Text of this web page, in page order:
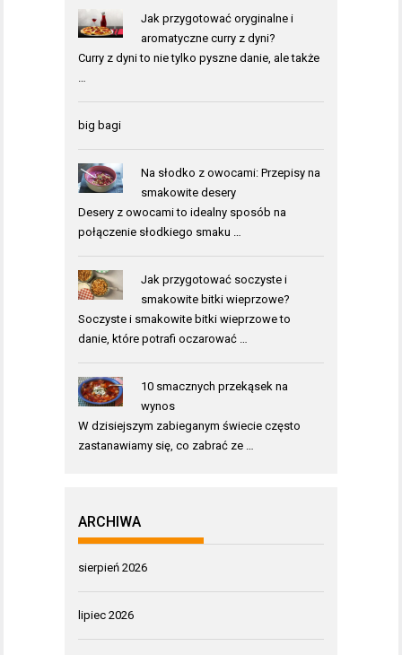
Jak przygotować oryginalne i
aromatyczne curry z dyni?
Curry z dyni to nie tylko pyszne danie, ale także
…
big bagi
Na słodko z owocami: Przepisy na
smakowite desery
Desery z owocami to idealny sposób na
połączenie słodkiego smaku …
Jak przygotować soczyste i
smakowite bitki wieprzowe?
Soczyste i smakowite bitki wieprzowe to
danie, które potrafi oczarować …
10 smacznych przekąsek na
wynos
W dzisiejszym zabieganym świecie często
zastanawiamy się, co zabrać ze …
ARCHIWA
sierpień 2026
lipiec 2026